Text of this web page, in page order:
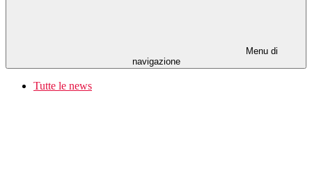
Menu di
navigazione
Tutte le news